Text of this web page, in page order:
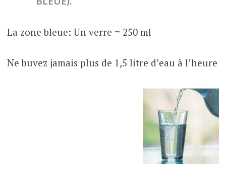
La zone bleue: Un verre = 250 ml
Ne buvez jamais plus de 1,5 litre d’eau à l’heure